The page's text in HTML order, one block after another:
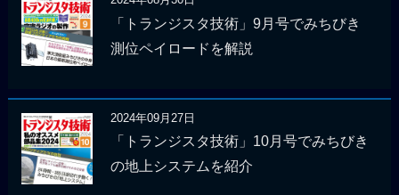
「トランジスタ技術」9月号でみちびき
測位ペイロードを解説
2024年09月27日
「トランジスタ技術」10月号でみちびき
の地上システムを紹介